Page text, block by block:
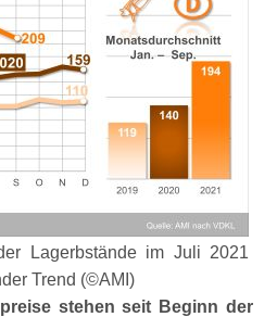
Lagerbstände im Juli 2021
Trend (©AMI)
stehen seit Beginn der